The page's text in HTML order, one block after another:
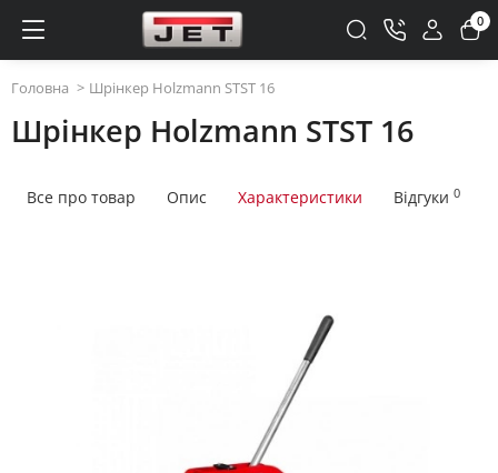
0
Головна Шрінкер Holzmann STST 16
Шрінкер Holzmann STST 16
Все про товар Опис Характеристики Відгуки 0